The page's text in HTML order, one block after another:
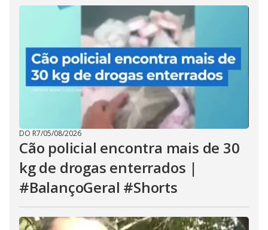
DO R7/05/08/2026
Cão policial encontra mais de 30
kg de drogas enterrados |
#BalançoGeral #Shorts